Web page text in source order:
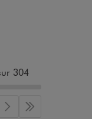
304
Page suivante
Dernière page